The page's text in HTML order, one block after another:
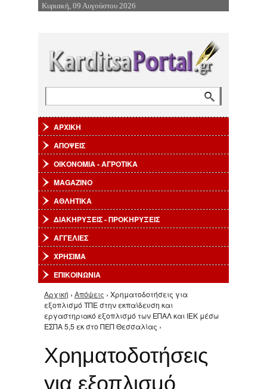
Επιστροφή στην Πλοήγηση
Κυριακή, 09 Αυγούστου 2026
ΑΡΧΙΚΗ
ΑΠΟΨΕΙΣ
ΟΙΚΟΝΟΜΙΑ - ΑΓΡΟΤΙΚΑ
MAGAZINO
ΑΘΛΗΤΙΚΑ
ΔΙΑΚΗΡΥΞΕΙΣ - ΠΡΟΚΗΡΥΞΕΙΣ
ΑΓΓΕΛΙΕΣ
ΧΡΗΣΙΜΑ
ΕΠΙΚΟΙΝΩΝΙΑ
Είστε εδώ
Αρχική › Απόψεις › Χρηματοδοτήσεις για
εξοπλισμό ΤΠΕ στην εκπαίδευση και
εργαστηριακό εξοπλισμό των ΕΠΑΛ και ΙΕΚ μέσω
ΕΣΠΑ 5,5 εκ στο ΠΕΠ Θεσσαλίας ›
Χρηματοδοτήσεις
για εξοπλισμό